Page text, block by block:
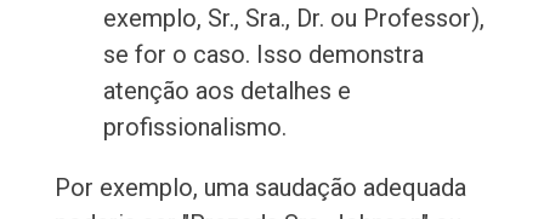
exemplo, Sr., Sra., Dr. ou Professor),
se for o caso. Isso demonstra
atenção aos detalhes e
profissionalismo.
Por exemplo, uma saudação adequada